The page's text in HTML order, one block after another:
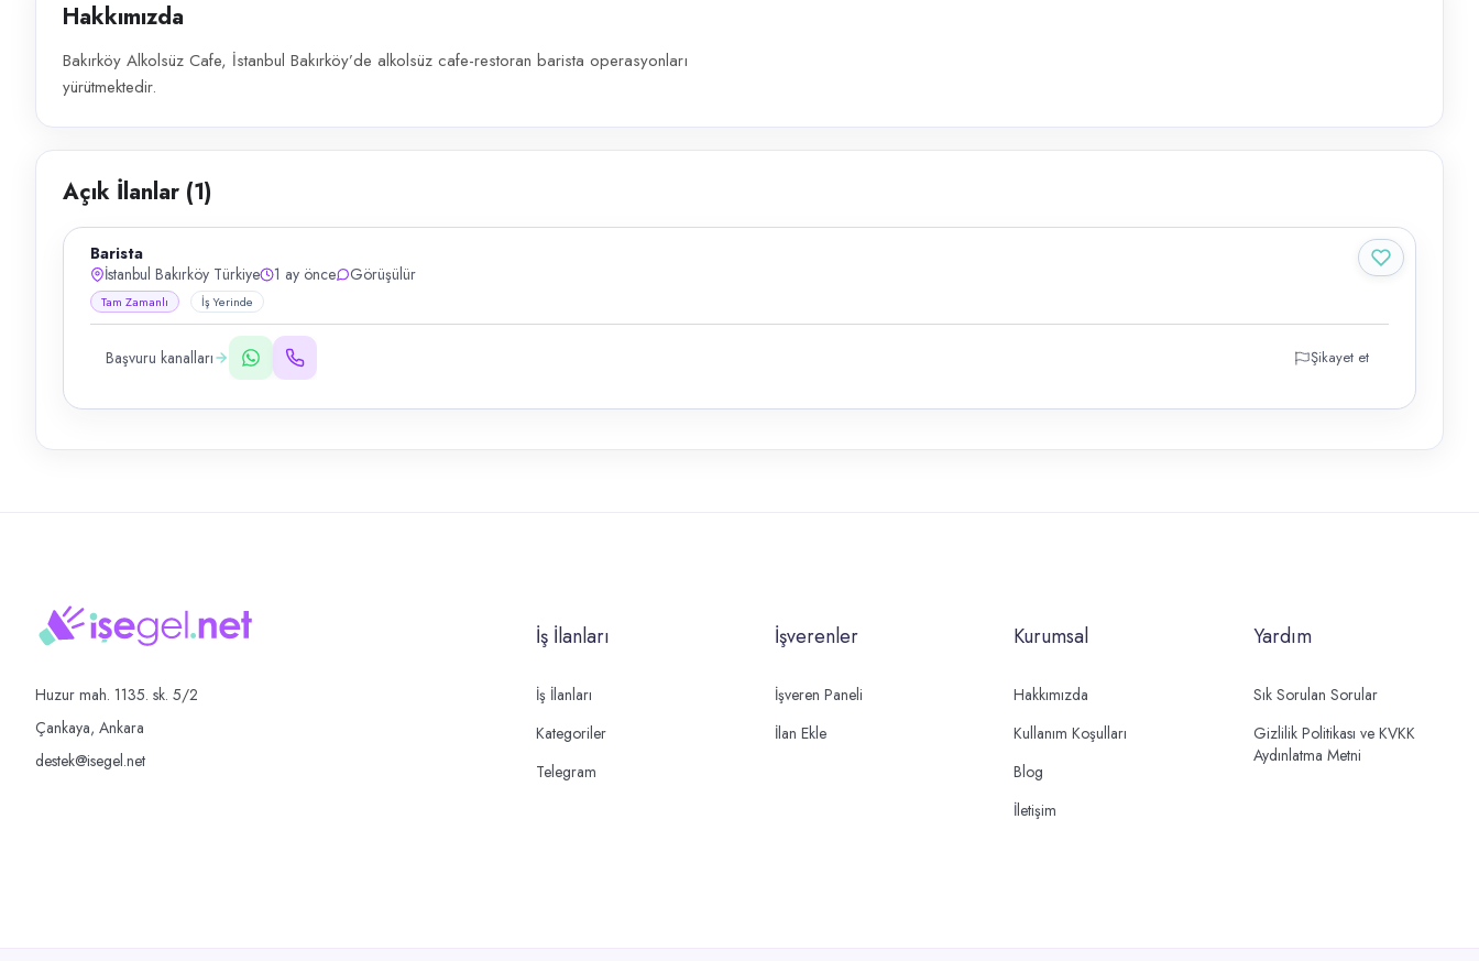
Hakkımızda
Bakırköy Alkolsüz Cafe, İstanbul Bakırköy’de alkolsüz cafe-restoran barista operasyonları
yürütmektedir.
Açık İlanlar (1)
Barista
İstanbul Bakırköy Türkiye
1 ay önce Görüşülür
Tam Zamanlı İş Yerinde
Başvuru kanalları Şikayet et
Huzur mah. 1135. sk. 5/2
Çankaya, Ankara
destek@isegel.net
İş İlanları
İş İlanları
Kategoriler
Telegram
İşverenler
İşveren Paneli
İlan Ekle
Kurumsal
Hakkımızda
Kullanım Koşulları
Blog
İletişim
Yardım
Sık Sorulan Sorular
Gizlilik Politikası ve KVKK
Aydınlatma Metni